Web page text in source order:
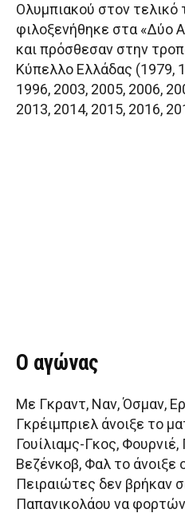
Ολυμπιακού στον τελικό
φιλοξενήθηκε στα «Δύο
και πρόσθεσαν στην
Κύπελλο Ελλάδας (1979,
1996, 2003, 2005, 2006,
2013, 2014, 2015, 2016,
Ο αγώνας
Με Γκραντ, Ναν, Όσμαν,
Γκρέιμπριελ άνοιξε το
Γουίλιαμς-Γκος,
Βεζένκοβ, Φαλ το άνοιξε
Πειραιώτες δεν βρήκαν
Παπανικολάου να